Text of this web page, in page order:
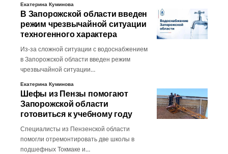
Екатерина Куминова
В Запорожской области введен
режим чрезвычайной ситуации
техногенного характера
Из-за сложной ситуации с водоснабжением
в Запорожской области введен режим
чрезвычайной ситуации…
Екатерина Куминова
Шефы из Пензы помогают
Запорожской области
готовиться к учебному году
Специалисты из Пензенской области
помогли отремонтировать две школы в
подшефных Токмаке и…